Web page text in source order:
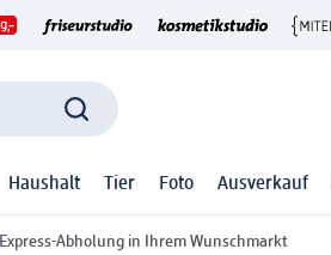
Haushalt Tier Foto Ausverkauf
Express-Abholung in Ihrem Wunschmarkt